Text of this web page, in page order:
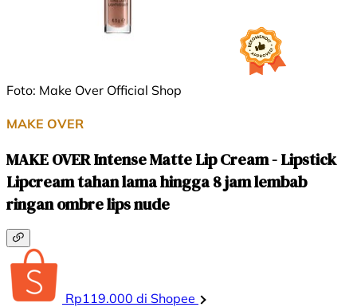
Foto: Make Over Official Shop
MAKE OVER
MAKE OVER Intense Matte Lip Cream - Lipstick
Lipcream tahan lama hingga 8 jam lembab
ringan ombre lips nude
Rp119.000 di Shopee